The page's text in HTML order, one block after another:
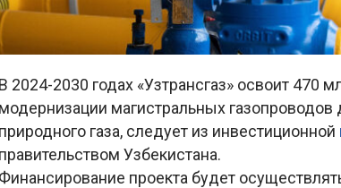
В 2024-2030 годах «Узтрансгаз» освоит 470
модернизации магистральных
природного газа, следует из инвестиционной
правительством Узбекистана.
Финансирование проекта будет